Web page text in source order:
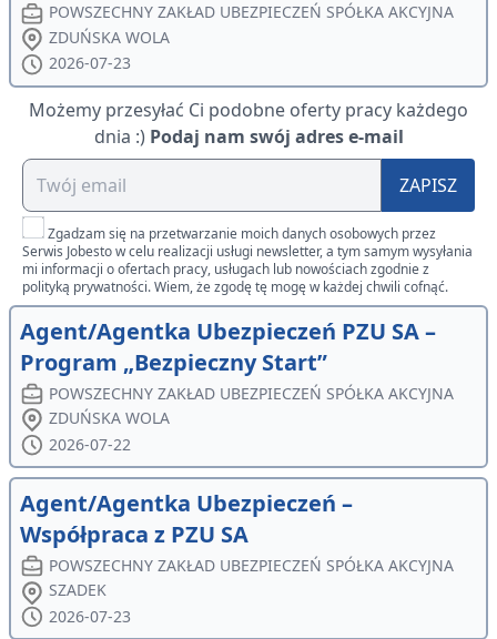
POWSZECHNY ZAKŁAD UBEZPIECZEŃ SPÓŁKA AKCYJNA
ZDUŃSKA WOLA
2026-07-23
Możemy przesyłać Ci podobne oferty pracy każdego
dnia :) Podaj nam swój adres e-mail
ZAPISZ
Zgadzam się na przetwarzanie moich danych osobowych przez
Serwis Jobesto w celu realizacji usługi newsletter, a tym samym wysyłania
mi informacji o ofertach pracy, usługach lub nowościach zgodnie z
polityką prywatności. Wiem, że zgodę tę mogę w każdej chwili cofnąć.
Agent/Agentka Ubezpieczeń PZU SA –
Program „Bezpieczny Start”
POWSZECHNY ZAKŁAD UBEZPIECZEŃ SPÓŁKA AKCYJNA
ZDUŃSKA WOLA
2026-07-22
Agent/Agentka Ubezpieczeń –
Współpraca z PZU SA
POWSZECHNY ZAKŁAD UBEZPIECZEŃ SPÓŁKA AKCYJNA
SZADEK
2026-07-23